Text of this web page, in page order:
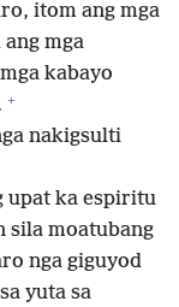
itom ang mga
mga
kabayo
+
nakigsulti
upat ka espiritu
sila moatubang
nga giguyod
yuta sa